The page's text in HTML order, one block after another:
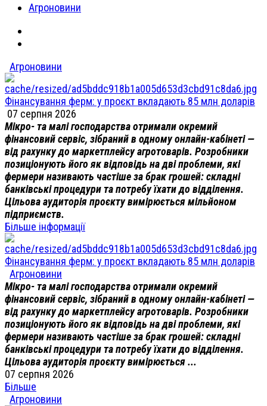
Агроновини
Агроновини
Фінансування ферм: у проєкт вкладають 85 млн доларів
07 серпня 2026
Мікро- та малі господарства отримали окремий
фінансовий сервіс, зібраний в одному онлайн-кабінеті —
від рахунку до маркетплейсу агротоварів. Розробники
позиціонують його як відповідь на дві проблеми, які
фермери називають частіше за брак грошей: складні
банківські процедури та потребу їхати до відділення.
Цільова аудиторія проєкту вимірюється мільйоном
підприємств.
Більше інформації
Фінансування ферм: у проєкт вкладають 85 млн доларів
Агроновини
Мікро- та малі господарства отримали окремий
фінансовий сервіс, зібраний в одному онлайн-кабінеті —
від рахунку до маркетплейсу агротоварів. Розробники
позиціонують його як відповідь на дві проблеми, які
фермери називають частіше за брак грошей: складні
банківські процедури та потребу їхати до відділення.
Цільова аудиторія проєкту вимірюється ...
07 серпня 2026
Більше
Агроновини